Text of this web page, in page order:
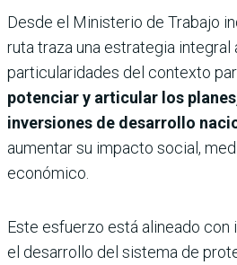
Desde el Ministerio de Trabajo
ruta traza una estrategia integral
particularidades del contexto
potenciar y articular los
inversiones de desarrollo
aumentar su impacto social,
económico.
Este esfuerzo está alineado
el desarrollo del sistema de